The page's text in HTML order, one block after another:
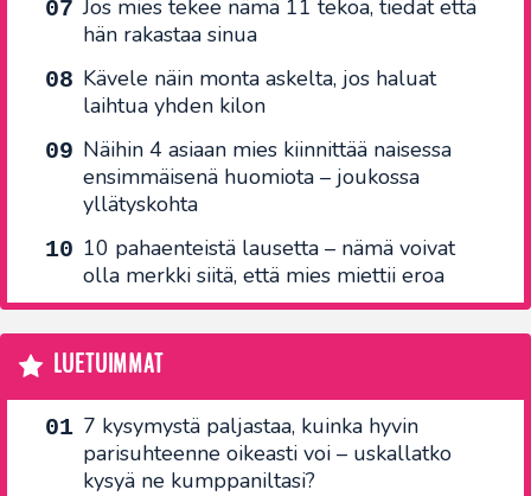
Jos mies tekee nämä 11 tekoa, tiedät että
hän rakastaa sinua
Kävele näin monta askelta, jos haluat
laihtua yhden kilon
Näihin 4 asiaan mies kiinnittää naisessa
ensimmäisenä huomiota – joukossa
yllätyskohta
10 pahaenteistä lausetta – nämä voivat
olla merkki siitä, että mies miettii eroa
LUETUIMMAT
7 kysymystä paljastaa, kuinka hyvin
parisuhteenne oikeasti voi – uskallatko
kysyä ne kumppaniltasi?